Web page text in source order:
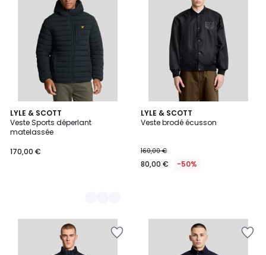
LYLE & SCOTT
Veste Sports déperlant
matelassée
170,00 €
2
Couleurs
LYLE & SCOTT
Veste brodé écusson
160,00 €
80,00 € -50%